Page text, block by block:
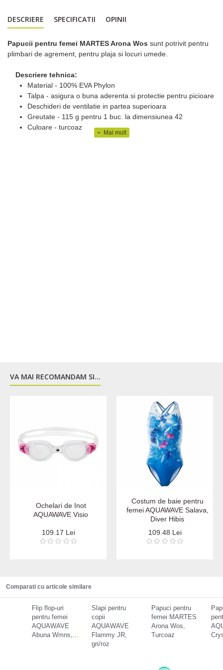
DESCRIERE SPECIFICATII OPINII
Papucii pentru femei MARTES Arona Wos sunt potrivit pentru
plimbari de agrement, pentru plaja si locuri umede.
Descriere tehnica:
Material - 100% EVA Phylon
Talpa - asigura o buna aderenta si protectie pentru picioare
Deschideri de ventilatie in partea superioara
Greutate - 115 g pentru 1 buc. la dimensiunea 42
Culoare - turcoaz
VA MAI RECOMANDAM SI...
Ochelari de Inot
AQUAWAVE Visio
109.17 Lei
Costum de baie pentru
femei AQUAWAVE Salava,
Diver Hibis
109.48 Lei
Comparati cu articole similare
Flip flop-uri
pentru femei
AQUAWAVE
Abuna Wmns,...
Slapi pentru
copii
AQUAWAVE
Flammy JR,
gri/roz
Papuci pentru
femei MARTES
Arona Wos,
Turcoaz